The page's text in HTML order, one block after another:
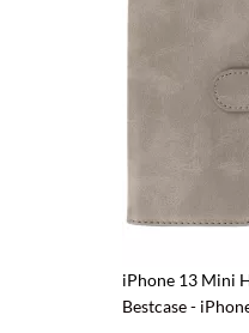
iPhone 13 Mini
Bestcase -